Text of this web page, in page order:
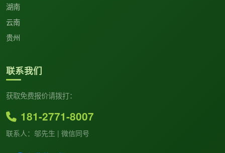
湖南
云南
贵州
联系我们
获取免费报价请拨打：
181-2771-8007
联系人：邬先生 | 微信同号